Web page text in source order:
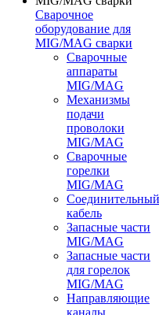
Сварочное
оборудование для
MIG/MAG сварки
Сварочные
аппараты
MIG/MAG
Механизмы
подачи
проволоки
MIG/MAG
Сварочные
горелки
MIG/MAG
Соединительный
кабель
Запасные части
MIG/MAG
Запасные части
для горелок
MIG/MAG
Направляющие
каналы